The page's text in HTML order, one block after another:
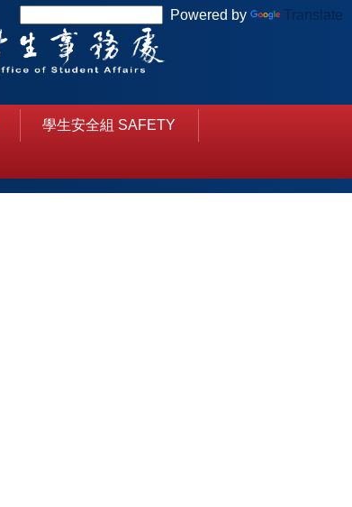
Powered by Translate
學生安全組 SAFETY